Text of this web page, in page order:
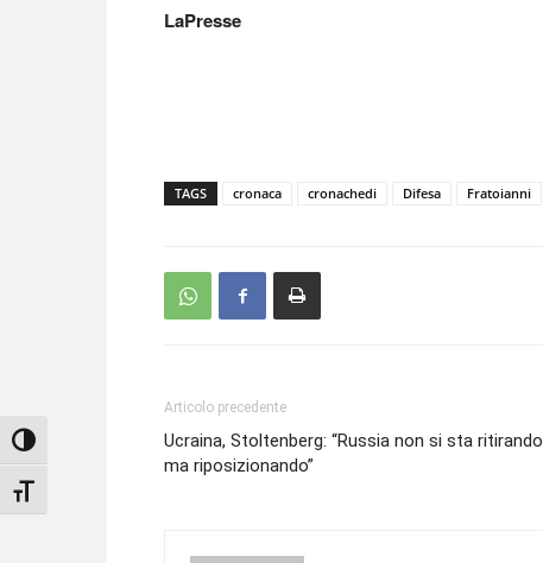
Attiva/disattiva alto contrasto
Attiva/disattiva dimensione testo
LaPresse
TAGS cronaca cronachedi Difesa Fratoianni
Articolo precedente
Ucraina, Stoltenberg: “Russia non si sta ritirando
ma riposizionando”